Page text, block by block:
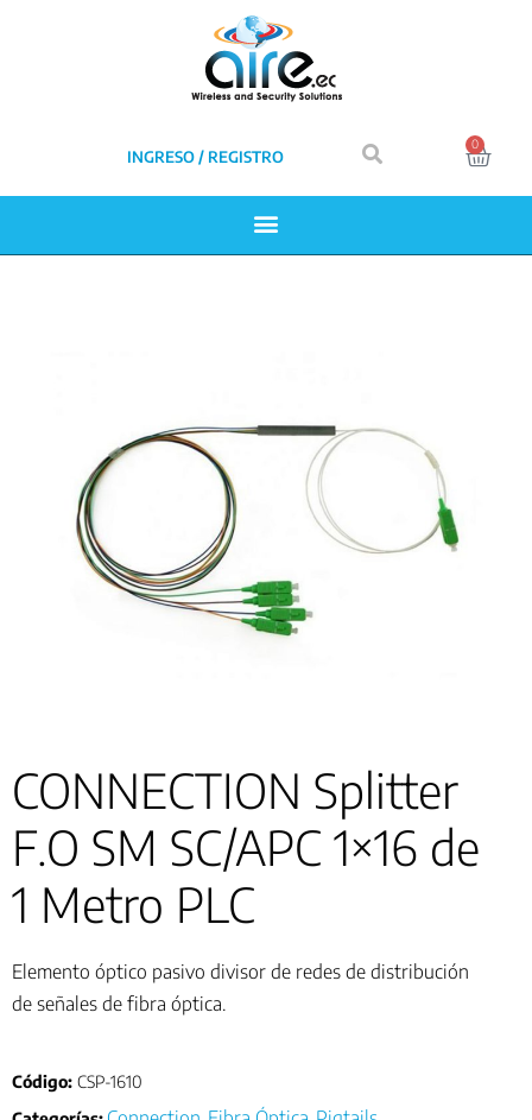
INGRESO / REGISTRO
0
CONNECTION Splitter
F.O SM SC/APC 1×16 de
1 Metro PLC
Elemento óptico pasivo divisor de redes de distribución
de señales de fibra óptica.
Código: CSP-1610